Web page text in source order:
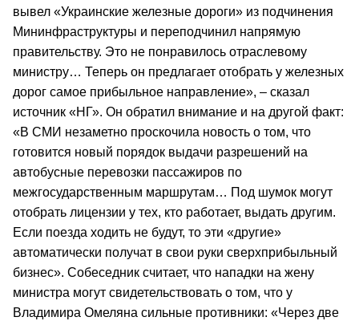
вывел «Украинские железные дороги» из подчинения
Мининфраструктуры и переподчинил напрямую
правительству. Это не понравилось отраслевому
министру… Теперь он предлагает отобрать у железных
дорог самое прибыльное направление», – сказал
источник «НГ». Он обратил внимание и на другой факт:
«В СМИ незаметно проскочила новость о том, что
готовится новый порядок выдачи разрешений на
автобусные перевозки пассажиров по
межгосударственным маршрутам… Под шумок могут
отобрать лицензии у тех, кто работает, выдать другим.
Если поезда ходить не будут, то эти «другие»
автоматически получат в свои руки сверхприбыльный
бизнес». Собеседник считает, что нападки на жену
министра могут свидетельствовать о том, что у
Владимира Омеляна сильные противники: «Через две